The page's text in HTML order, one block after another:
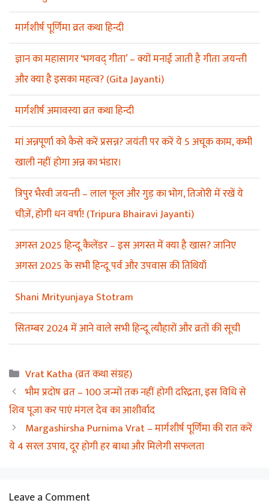
मार्गशीर्ष पूर्णिमा व्रत कथा हिन्दी
ज्ञान का महासागर ‘भगवद् गीता’ – क्यों मनाई जाती है गीता जयन्ती
और क्या है इसका महत्व? (Gita Jayanti)
मार्गशीर्ष अमावस्या व्रत कथा हिन्दी
मां अन्नपूर्णा को कैसे करें प्रसन्न? जयंती पर करें ये 5 अचूक काम, कभी
खाली नहीं होगा अन्न का भंडार।
त्रिपुर भैरवी जयन्ती – लाल फूल और गुड़ का भोग, तिजोरी में रखें ये
चीज़ें, होगी धन वर्षा! (Tripura Bhairavi Jayanti)
अगस्त 2025 हिन्दू कैलेंडर – इस अगस्त में क्या है खास? जानिए
अगस्त 2025 के सभी हिन्दू पर्व और उपवास की तिथियाँ
Shani Mrityunjaya Stotram
सितम्बर 2024 में आने वाले सभी हिन्दू त्यौहारों और व्रतों की सूची
Categories
Vrat Katha (व्रत कथा संग्रह)
भौम प्रदोष व्रत – 100 जन्मों तक नहीं होगी दरिद्रता, इस विधि से
शिव पूजा कर पाएं मंगल देव का आशीर्वाद
Margashirsha Purnima Vrat – मार्गशीर्ष पूर्णिमा की रात करें
ये 4 सरल उपाय, दूर होगी हर बाधा और मिलेगी सफलता
Leave a Comment